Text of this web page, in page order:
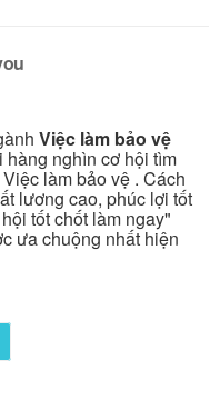
Việc làm bảo vệ
hàng nghìn cơ hội tìm
làm bảo vệ . Cách
lương cao, phúc lợi tốt
tốt chốt làm ngay"
ưa chuộng nhất hiện